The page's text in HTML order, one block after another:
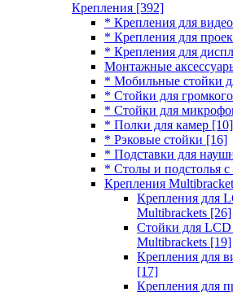
Крепления [392]
* Крепления для
* Крепления для
* Крепления для
Монтажные
* Мобильные стойки
* Стойки для
* Стойки для
* Полки для камер [10]
* Рэковые стойки [16]
* Подставки для
* Столы и подстолья с
Крепления
Крепления для
Multibrackets [26]
Стойки для
Multibrackets [19]
Крепления для
[17]
Крепления для